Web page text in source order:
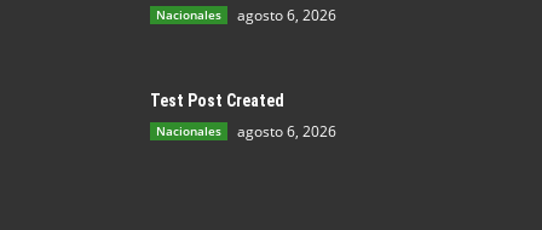
Nacionales agosto 6, 2026
Test Post Created
Nacionales agosto 6, 2026